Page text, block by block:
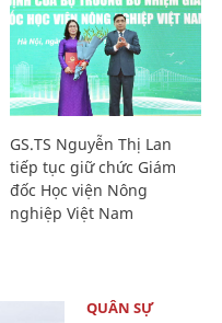
GS.TS Nguyễn Thị Lan
tiếp tục giữ chức Giám
đốc Học viện Nông
nghiệp Việt Nam
QUÂN SỰ